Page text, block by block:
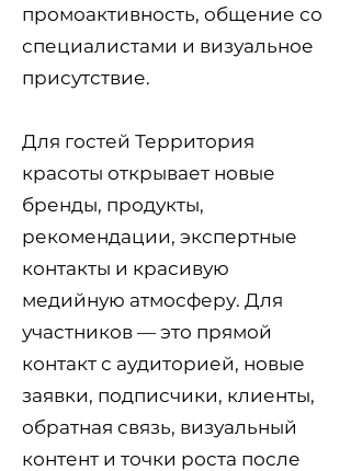
промоактивность, общение со
специалистами и визуальное
присутствие.
Для гостей Территория
красоты открывает новые
бренды, продукты,
рекомендации, экспертные
контакты и красивую
медийную атмосферу. Для
участников — это прямой
контакт с аудиторией, новые
заявки, подписчики, клиенты,
обратная связь, визуальный
контент и точки роста после